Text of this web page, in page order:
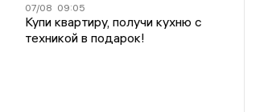
07/08 09:05
Купи квартиру, получи кухню с
техникой в подарок!